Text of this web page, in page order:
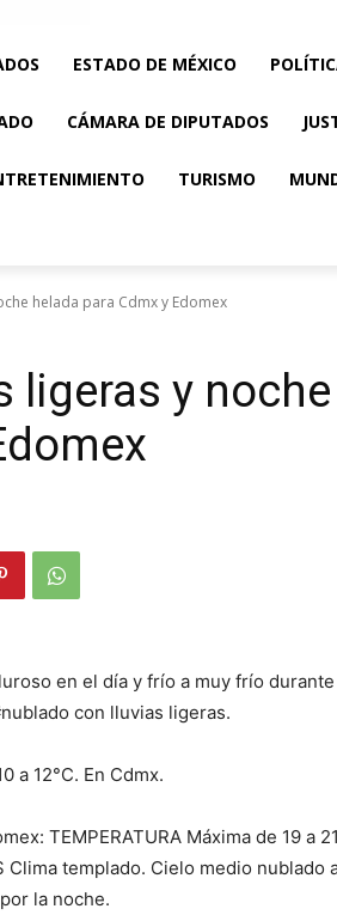
ESTADO DE MÉXICO
CÁMARA DE DIPUTADOS
TURISMO
helada para Cdmx y Edomex
ligeras y
en el día y frío a muy frío
con lluvias ligeras.
a 12°C. En Cdmx.
TEMPERATURA Máxima de 19 a
Clima templado. Cielo medio nublado
la noche.